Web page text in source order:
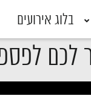
בלוג אירועים